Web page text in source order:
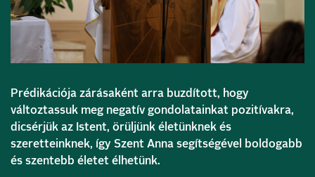
Prédikációja zárásaként arra buzdított, hogy
változtassuk meg negatív gondolatainkat pozitívakra,
dicsérjük az Istent, örüljünk életünknek és
szeretteinknek, így Szent Anna segítségével boldogabb
és szentebb életet élhetünk.